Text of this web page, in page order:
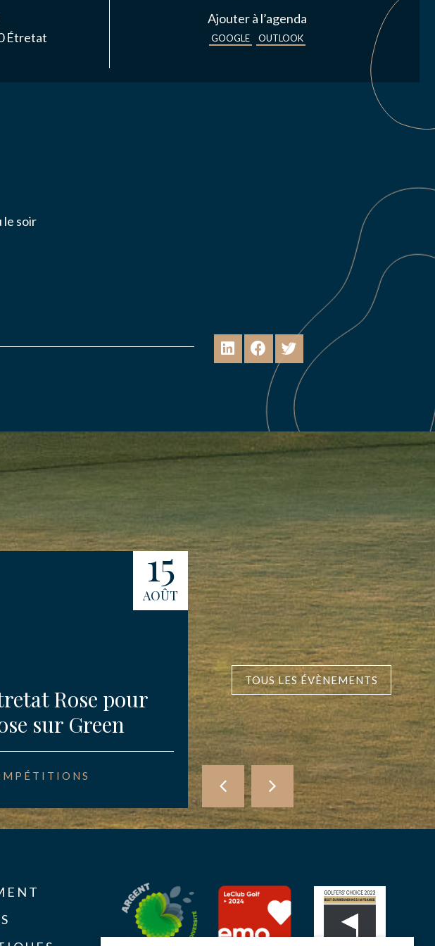
Étretat
Ajouter à l’agenda
GOOGLE OUTLOOK
le soir
15
AOÛT
Rose pour
sur Green
16
AOÛT
Compétition des
Amis d’Etretat
COMPÉTITIONS
TOUS LES ÉVÈNEMENTS